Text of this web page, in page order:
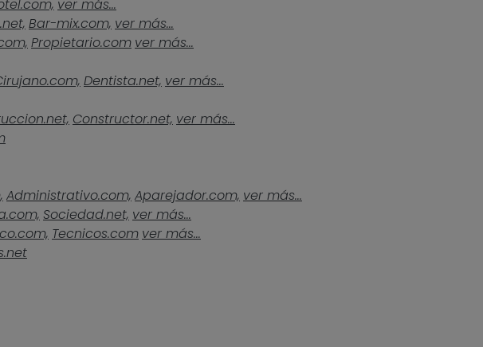
ver más...
Bar-mix.com, ver más...
Propietario.com ver más...
Dentista.net, ver más...
Constructor.net, ver más...
Administrativo.com, Aparejador.com, ver más...
Sociedad.net, ver más...
Tecnicos.com ver más...